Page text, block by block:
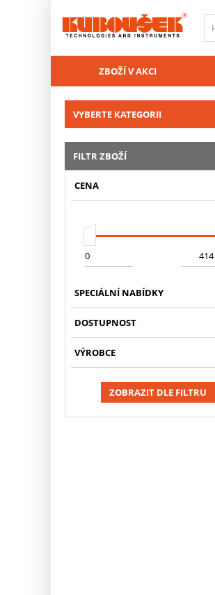
ZBOŽÍ V AKCI
VYBERTE KATEGORII
FILTR ZBOŽÍ
CENA
SPECIÁLNÍ NABÍDKY
DOSTUPNOST
VÝROBCE
ZOBRAZIT DLE FILTRU